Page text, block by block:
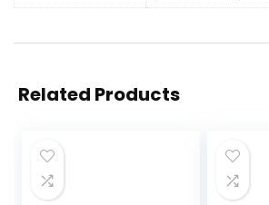
Related Products